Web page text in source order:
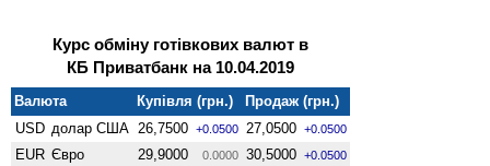
Курс обміну готівкових валют в
КБ Приватбанк на 10.04.2019
Валюта Купівля (грн.)
Продаж (грн.)
USD долар США 26,7500 +0.0500 27,0500 +0.0500
EUR Євро 29,9000 0.0000 30,5000 +0.0500